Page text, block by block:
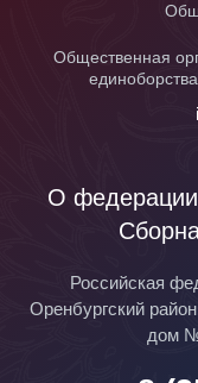
Общественная
О федерации
Российская
Оренбургский
дом